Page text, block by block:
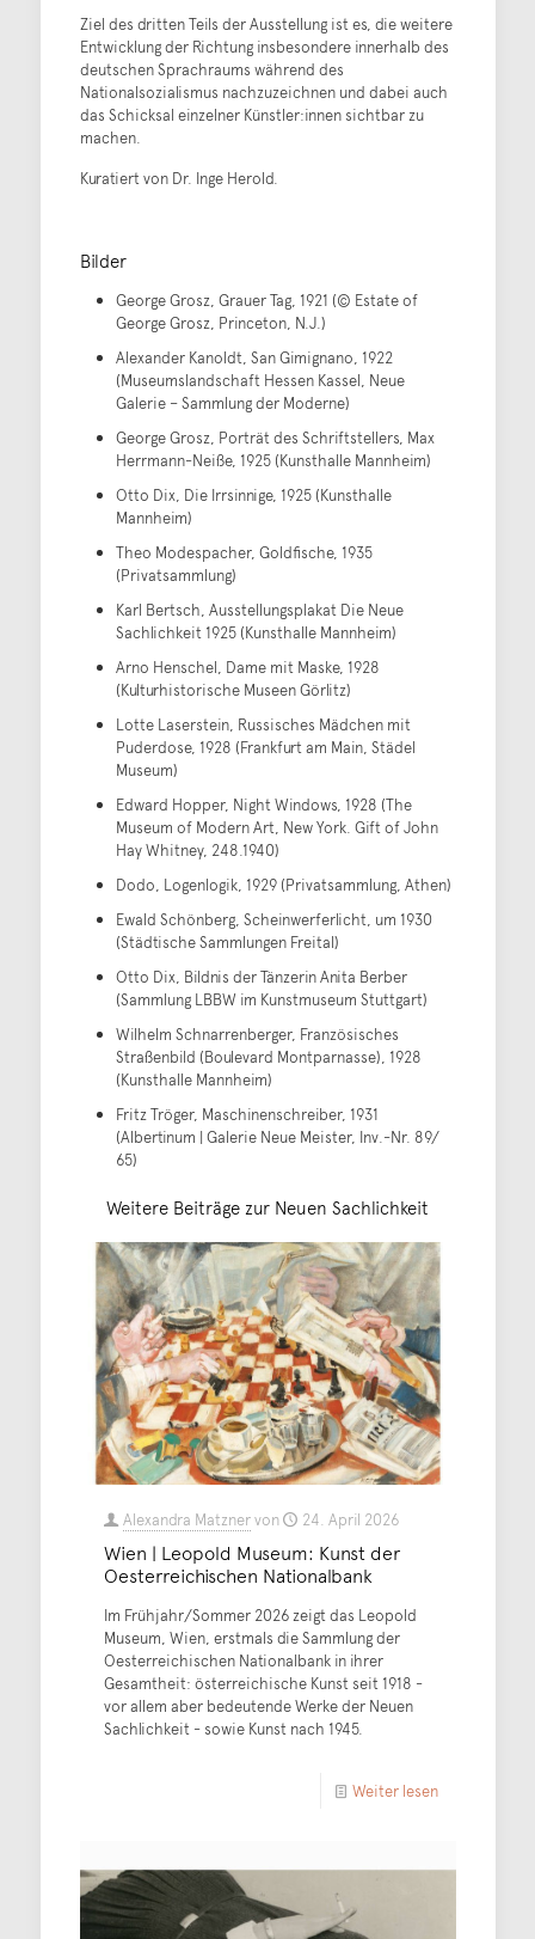
Ziel des dritten Teils der Ausstellung ist es, die weitere
Entwicklung der Richtung insbesondere innerhalb des
deutschen Sprachraums während des
Nationalsozialismus nachzuzeichnen und dabei auch
das Schicksal einzelner Künstler:innen sichtbar zu
machen.
Kuratiert von Dr. Inge Herold.
Bilder
George Grosz, Grauer Tag, 1921 (© Estate of
George Grosz, Princeton, N.J.)
Alexander Kanoldt, San Gimignano, 1922
(Museumslandschaft Hessen Kassel, Neue
Galerie – Sammlung der Moderne)
George Grosz, Porträt des Schriftstellers, Max
Herrmann-Neiße, 1925 (Kunsthalle Mannheim)
Otto Dix, Die Irrsinnige, 1925 (Kunsthalle
Mannheim)
Theo Modespacher, Goldfische, 1935
(Privatsammlung)
Karl Bertsch, Ausstellungsplakat Die Neue
Sachlichkeit 1925 (Kunsthalle Mannheim)
Arno Henschel, Dame mit Maske, 1928
(Kulturhistorische Museen Görlitz)
Lotte Laserstein, Russisches Mädchen mit
Puderdose, 1928 (Frankfurt am Main, Städel
Museum)
Edward Hopper, Night Windows, 1928 (The
Museum of Modern Art, New York. Gift of John
Hay Whitney, 248.1940)
Dodo, Logenlogik, 1929 (Privatsammlung, Athen)
Ewald Schönberg, Scheinwerferlicht, um 1930
(Städtische Sammlungen Freital)
Otto Dix, Bildnis der Tänzerin Anita Berber
(Sammlung LBBW im Kunstmuseum Stuttgart)
Wilhelm Schnarrenberger, Französisches
Straßenbild (Boulevard Montparnasse), 1928
(Kunsthalle Mannheim)
Fritz Tröger, Maschinenschreiber, 1931
(Albertinum | Galerie Neue Meister, Inv.-Nr. 89/
65)
Weitere Beiträge zur Neuen Sachlichkeit
Alexandra Matznervon 24. April 2026
Wien | Leopold Museum: Kunst der
Oesterreichischen Nationalbank
Im Frühjahr/Sommer 2026 zeigt das Leopold
Museum, Wien, erstmals die Sammlung der
Oesterreichischen Nationalbank in ihrer
Gesamtheit: österreichische Kunst seit 1918 -
vor allem aber bedeutende Werke der Neuen
Sachlichkeit - sowie Kunst nach 1945.
Weiter lesen